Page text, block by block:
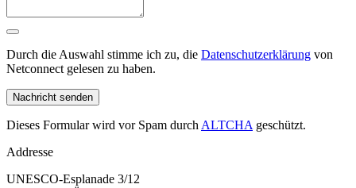
Durch die Auswahl stimme ich zu, die Datenschutzerklärung von
Netconnect gelesen zu haben.
Nachricht senden
Dieses Formular wird vor Spam durch ALTCHA geschützt.
Addresse
UNESCO-Esplanade 3/12